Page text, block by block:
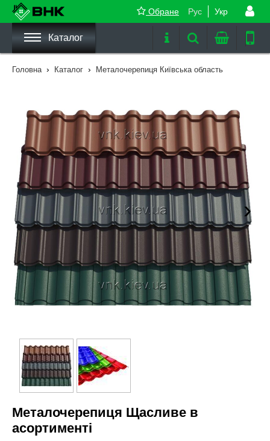
Рус Укр
Обране
Каталог
Головна › Каталог › Металочерепиця Київська область
›
Металочерепиця Щасливе в
асортименті